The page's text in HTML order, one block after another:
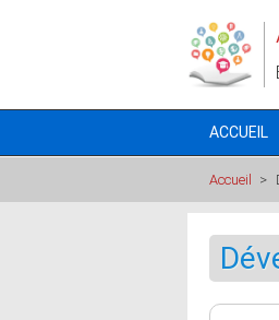
ACCUEIL
Accueil >